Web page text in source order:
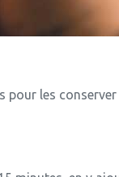
pour les conserver